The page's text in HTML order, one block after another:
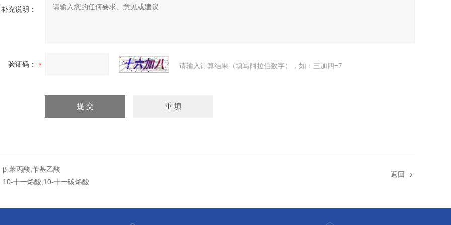
补充说明：
验证码： 请输入计算结果（填写阿拉伯数字），如：三加四=7
β-苯丙酸,苄基乙酸
10-十一烯酸,10-十一碳烯酸
返回